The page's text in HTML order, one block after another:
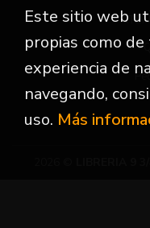
Este sitio web
propias como
experiencia de
navegando,
uso. Más